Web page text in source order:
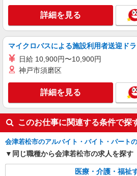
アルバイト パート 派遣社員 紹介予定派遣
日研トータルソーシング株式会社 メディ
ス
介護スタッフ／資格
時給1,250円〜1,300円 ◆初任者研修
験：時給1,250円〜 ◆
※経験者は3ヶ月以上
福島県会津若松市
通いやすいエリアなど
下さい！！
キープ
アルバイト パート 派遣社員 紹介予定派遣
ス
介護スタッフ／資格
時給1,250円〜1,300円 ◆初任者研修
詳細を見る
マイクロバスによる施設利用者送迎ド
日給 10,900円〜10,900円
神戸市須磨区
詳細を見る
このお仕事に関連する条件で探
会津若松市のアルバイト・バイト・パート
同じ職種から会津若松市の求人を探す
医療・介護・福祉